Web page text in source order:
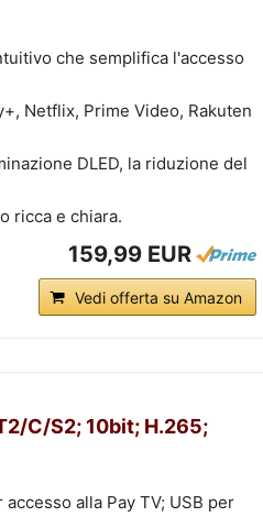
che semplifica l'accesso
Netflix, Prime Video, Rakuten
DLED, la riduzione del
ricca e chiara.
159,99 EUR
Vedi offerta su Amazon
C/S2; 10bit; H.265;
alla Pay TV; USB per